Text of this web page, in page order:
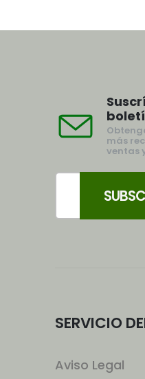
más
ventas
SERVICIO
Aviso Legal